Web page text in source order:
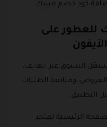
إضافة كود خصم مسك.
على
التسوق عبر الهاتف،
ومتابعة الطلبات
التطبيق:
الرئيسية لمتجر